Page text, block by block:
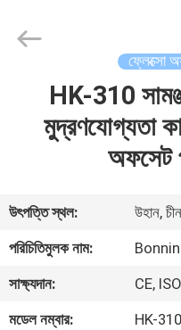
ভিডিও
সম্পর্কে
ফ্লেক্সো
HK-310
মুদ্রণযোগ্যতা
অফসেট
উৎপত্তি স্থল:
উহান, চীন
পরিচিতিমুলক নাম:
সাক্ষ্যদান:
CE, ISO
মডেল নম্বার:
HK-310